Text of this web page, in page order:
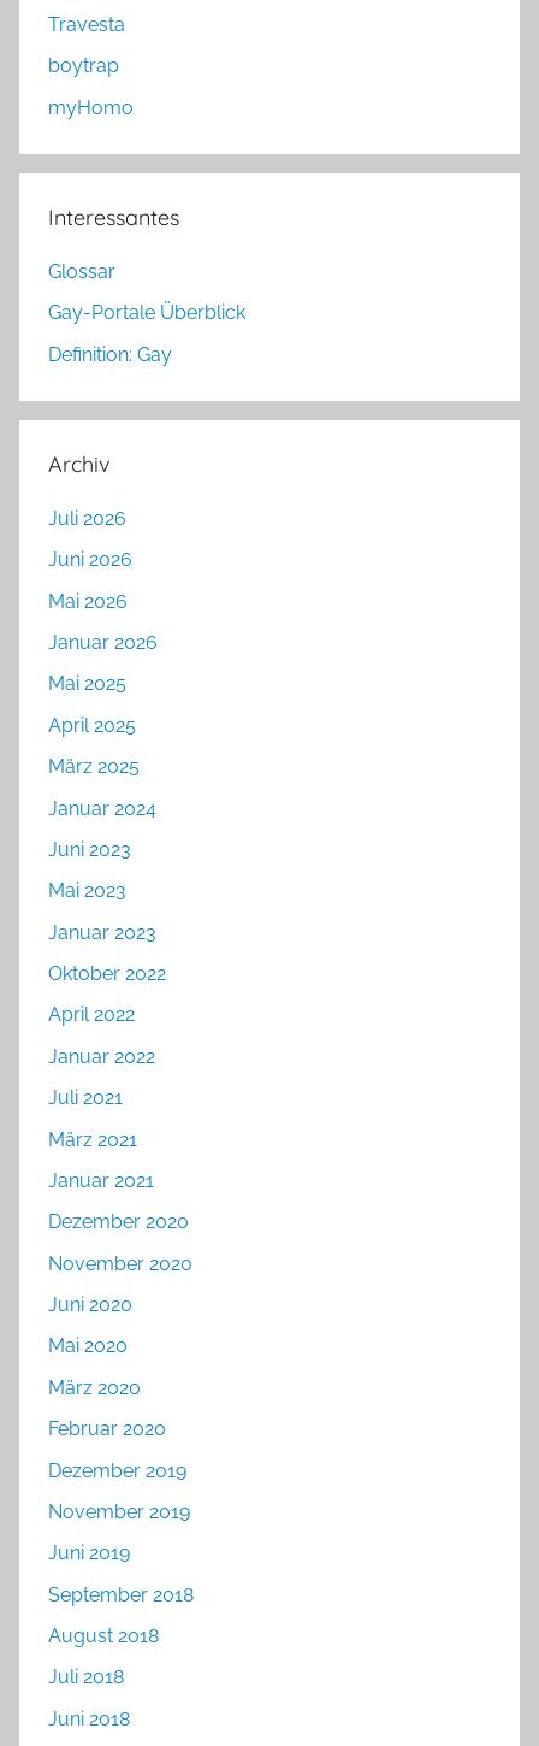
Travesta
boytrap
myHomo
Interessantes
Glossar
Gay-Portale Überblick
Definition: Gay
Archiv
Juli 2026
Juni 2026
Mai 2026
Januar 2026
Mai 2025
April 2025
März 2025
Januar 2024
Juni 2023
Mai 2023
Januar 2023
Oktober 2022
April 2022
Januar 2022
Juli 2021
März 2021
Januar 2021
Dezember 2020
November 2020
Juni 2020
Mai 2020
März 2020
Februar 2020
Dezember 2019
November 2019
Juni 2019
September 2018
August 2018
Juli 2018
Juni 2018